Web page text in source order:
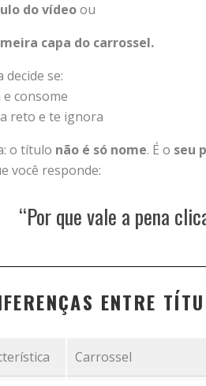
do vídeoou
capa do carrossel.
decide se:
e consome
reto e te ignora
o título não é só nome. É o seu
você responde:
“Por que vale a pena
ENTRE
Carrossel